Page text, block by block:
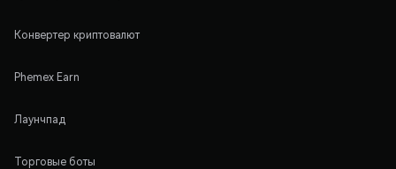
Конвертер криптовалют
Phemex Earn
Лаунчпад
Торговые боты